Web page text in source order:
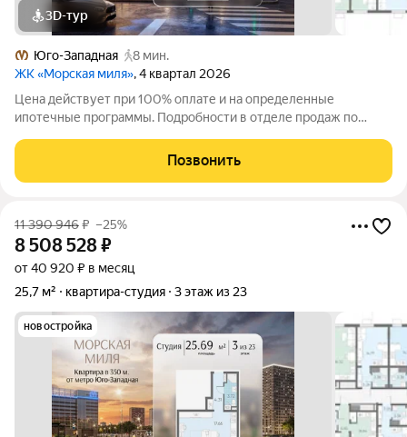
3D-тур
Юго-Западная
8 мин.
ЖК «Морская миля», 4 квартал 2026
Цена действует при 100% оплате и на определенные
ипотечные программы. Подробности в отделе продаж по
Общая площадь составляет 25.88 кв. м. Квартира с чистовой
отделкой. Жилой комплекс
Позвонить
11 390 946₽ –25%
8 508 528₽
от 40 920 ₽ в месяц
25,7 м²
квартира-студия 3 этаж из 23
новостройка